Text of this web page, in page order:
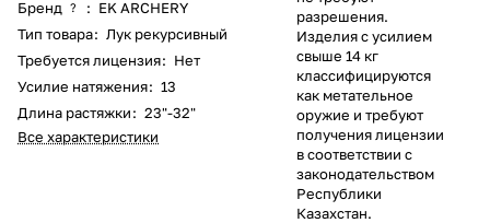
Бренд ? : EK ARCHERY
Тип товара: Лук рекурсивный
Требуется лицензия: Нет
Усилие натяжения: 13
Длина растяжки: 23"-32"
Все характеристики
разрешения.
Изделия с усилием
свыше 14 кг
классифицируются
как метательное
оружие и требуют
получения лицензии
в соответствии с
законодательством
Республики
Казахстан.